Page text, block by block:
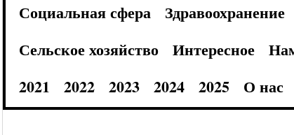
Социальная сфера
Здравоохранение
Сельское хозяйство
Интересное
2021
2022 2023 2024 2025 О нас